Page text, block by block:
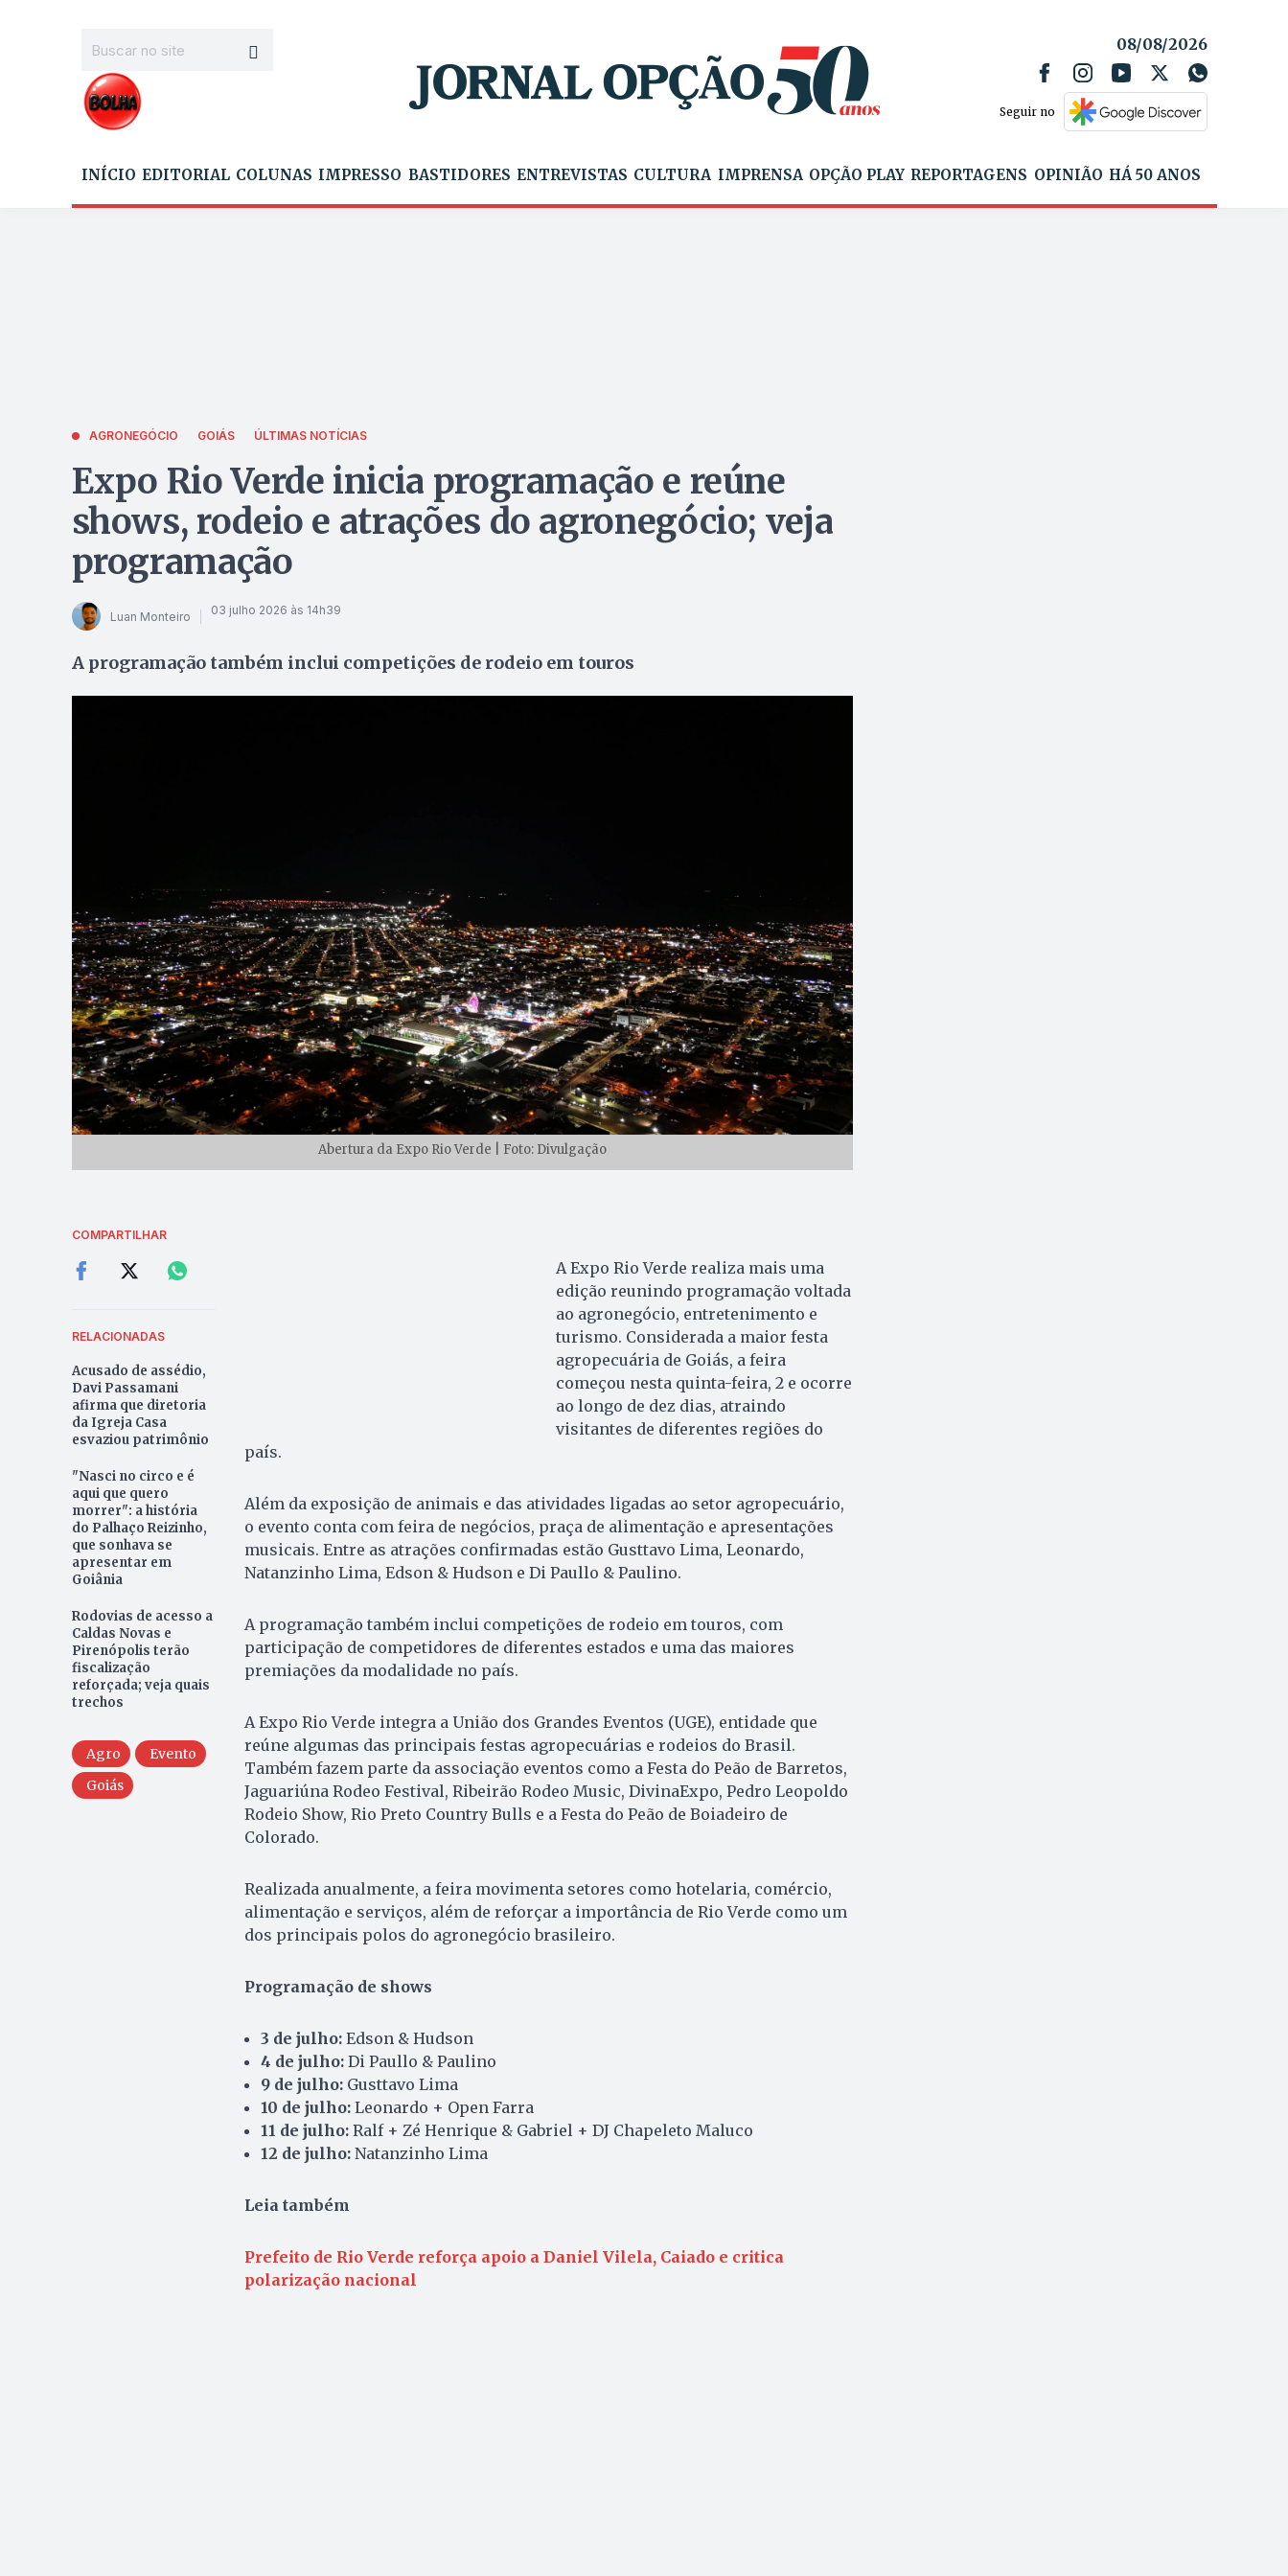
08/08/2026
Seguir no
INÍCIO EDITORIAL COLUNAS IMPRESSO BASTIDORES ENTREVISTAS CULTURA IMPRENSA OPÇÃO PLAY REPORTAGENS OPINIÃO HÁ 50 ANOS
AGRONEGÓCIO GOIÁS ÚLTIMAS NOTÍCIAS
Expo Rio Verde inicia programação e reúne
shows, rodeio e atrações do agronegócio; veja
programação
Luan Monteiro 03 julho 2026 às 14h39
A programação também inclui competições de rodeio em touros
Abertura da Expo Rio Verde | Foto: Divulgação
COMPARTILHAR
RELACIONADAS
Acusado de assédio,
Davi Passamani
afirma que diretoria
da Igreja Casa
esvaziou patrimônio
"Nasci no circo e é
aqui que quero
morrer": a história
do Palhaço Reizinho,
que sonhava se
apresentar em
Goiânia
Rodovias de acesso a
Caldas Novas e
Pirenópolis terão
fiscalização
reforçada; veja quais
trechos
Agro
Evento
Goiás
A Expo Rio Verde realiza mais uma
edição reunindo programação voltada
ao agronegócio, entretenimento e
turismo. Considerada a maior festa
agropecuária de Goiás, a feira
começou nesta quinta-feira, 2 e ocorre
ao longo de dez dias, atraindo
visitantes de diferentes regiões do
país.
Além da exposição de animais e das atividades ligadas ao setor agropecuário,
o evento conta com feira de negócios, praça de alimentação e apresentações
musicais. Entre as atrações confirmadas estão Gusttavo Lima, Leonardo,
Natanzinho Lima, Edson & Hudson e Di Paullo & Paulino.
A programação também inclui competições de rodeio em touros, com
participação de competidores de diferentes estados e uma das maiores
premiações da modalidade no país.
A Expo Rio Verde integra a União dos Grandes Eventos (UGE), entidade que
reúne algumas das principais festas agropecuárias e rodeios do Brasil.
Também fazem parte da associação eventos como a Festa do Peão de Barretos,
Jaguariúna Rodeo Festival, Ribeirão Rodeo Music, DivinaExpo, Pedro Leopoldo
Rodeio Show, Rio Preto Country Bulls e a Festa do Peão de Boiadeiro de
Colorado.
Realizada anualmente, a feira movimenta setores como hotelaria, comércio,
alimentação e serviços, além de reforçar a importância de Rio Verde como um
dos principais polos do agronegócio brasileiro.
Programação de shows
3 de julho:Edson & Hudson
4 de julho:Di Paullo & Paulino
9 de julho:Gusttavo Lima
10 de julho:Leonardo + Open Farra
11 de julho:Ralf + Zé Henrique & Gabriel + DJ Chapeleto Maluco
12 de julho:Natanzinho Lima
Leia também
Prefeito de Rio Verde reforça apoio a Daniel Vilela, Caiado e critica
polarização nacional